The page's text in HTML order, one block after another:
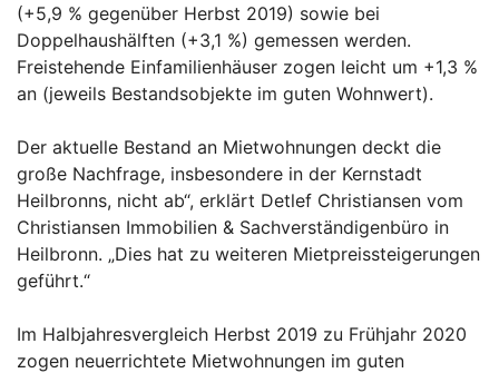
(+5,9 % gegenüber Herbst 2019) sowie bei
Doppelhaushälften (+3,1 %) gemessen werden.
Freistehende Einfamilienhäuser zogen leicht um +1,3 %
an (jeweils Bestandsobjekte im guten Wohnwert).
Der aktuelle Bestand an Mietwohnungen deckt die
große Nachfrage, insbesondere in der Kernstadt
Heilbronns, nicht ab“, erklärt Detlef Christiansen vom
Christiansen Immobilien & Sachverständigenbüro in
Heilbronn. „Dies hat zu weiteren Mietpreissteigerungen
geführt.“
Im Halbjahresvergleich Herbst 2019 zu Frühjahr 2020
zogen neuerrichtete Mietwohnungen im guten